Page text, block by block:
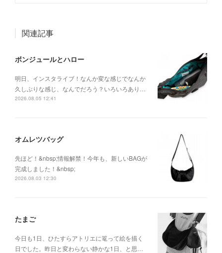
関連記事
ボンジュールとハロー
明日、インスタライブ！なんか変な感じでなんか
久しぶりな感じ、なんでだろう？いろいろあり…
2026.08.05 12:41
オムレツバッグ
先ほど！&nbsp;情報解禁！今年も、新しいBAGが
完成しました！&nbsp;
2026.08.03 12:30
たまご
今日も1日、ひたすらアトリエに篭って絵を描く
日でした。昨日と変わらない静かな1日、と思…